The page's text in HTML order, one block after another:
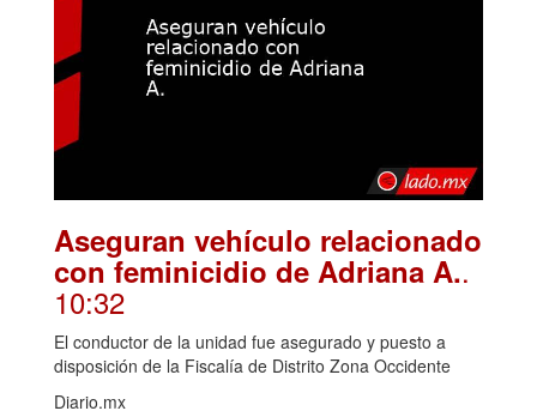
Aseguran vehículo relacionado
con feminicidio de Adriana A..
10:32
El conductor de la unidad fue asegurado y puesto a
disposición de la Fiscalía de Distrito Zona Occidente
Diario.mx